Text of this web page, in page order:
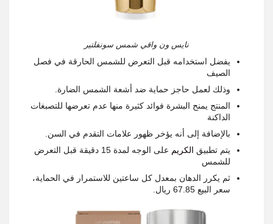
نايس ون واقي شمس سونفلتير
يفضل استخدامه قبل التعرض للشمس الحارقة في فصل
الصيف
وذلك لعمل حاجز حماية ضد أشعة الشمس الضارة.
المنتج يمنح البشرة فوائد كثيرة منها عدم تعرضها للتصبغات
الداكنة
بالإضافة إلى أنه يؤخر ظهور علامات التقدم في السن.
يتم تطبيق الكريم
على الوجه لمدة 15 دقيقة قبل التعرض
للشمس
ثم يكرر الدهان بمعدل كل ساعتين للاستمرار في الحماية،
سعر البيع 67.85 ريال.